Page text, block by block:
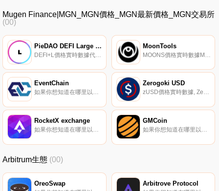
Mugen Finance|MGN_MGN價格_MGN最新價格_MGN交易所
(00)
PieDAO DEFI Large Cap MoonTools
EventChain
如果你想知道在哪里以當前價格購買EventChain,目前交易{EventChain]股票的頂級加密貨幣交易所是Mercatox。您可以在我們的加密貨幣交易所頁面上找到其他列表。EventChain（EVC）是一種加密貨幣,在以太坊平臺上運行.
Zerogoki USD
zUSD價格實時數據, Zerogoki,“”的音譯零號機” 在日語中,代表實驗模型Unit-00,其符號REI是單詞“zero”的發音(れい)” 用日語。因此,這是一個原型的隱喻.
RocketX exchange
如果你想知道在哪里以當前價格購買RocketX exchange,目前交易{RocketX exchange]股票的頂級加密貨幣交易所是Bilaxy。您可以在我們的加密貨幣交易所頁面上找到其他列表.
GMCoin
如果你想知道在哪里以當前價格購買GMCoin,目前交易{GMCoin]股票的頂級加密貨幣交易所是BitMart、LBank和ProBit Global。您可以在我們的加密貨幣交易所頁面上找到其他列表。GMCoin是第一家基于在整個加密貨幣網絡上開發的業務建立龐大而實用的代幣模型的公司.
Arbitrum生態 (00)
OreoSwap Arbitrove Protocol